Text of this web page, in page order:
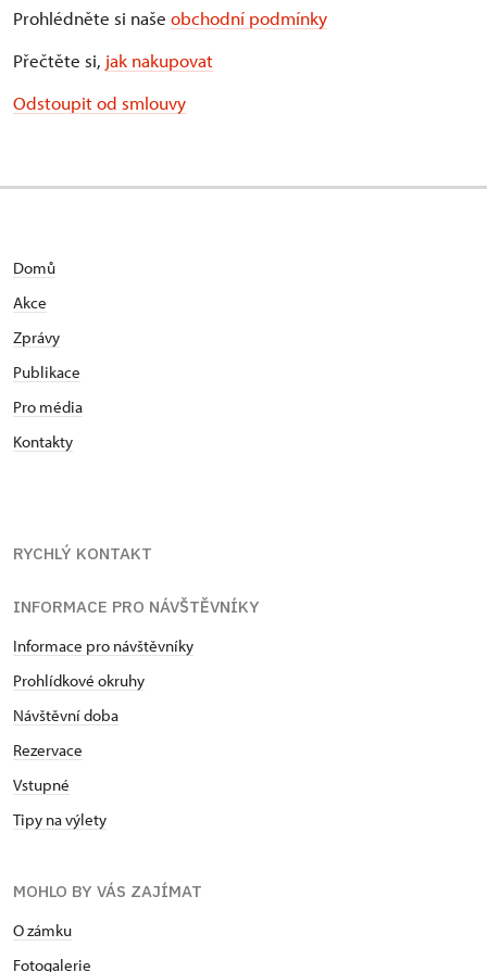
Prohlédněte si naše obchodní podmínky
Přečtěte si, jak nakupovat
Odstoupit od smlouvy
Domů
Akce
Zprávy
Publikace
Pro média
Kontakty
RYCHLÝ KONTAKT
INFORMACE PRO NÁVŠTĚVNÍKY
Informace pro návštěvníky
Prohlídkové okruhy
Návštěvní doba
Rezervace
Vstupné
Tipy na výlety
MOHLO BY VÁS ZAJÍMAT
O zámku
Fotogalerie